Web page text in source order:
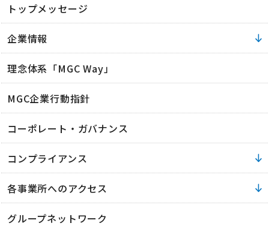
トップメッセージ
企業情報
理念体系「MGC Way」
MGC企業行動指針
コーポレート・ガバナンス
コンプライアンス
各事業所へのアクセス
グループネットワーク